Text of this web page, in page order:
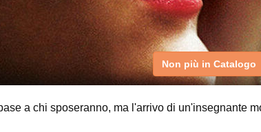
Non più in Catalogo
a chi sposeranno, ma l'arrivo di un'insegnante